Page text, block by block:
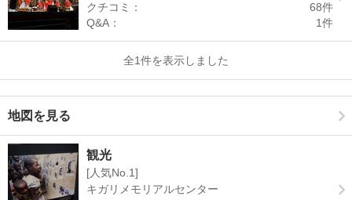
クチコミ：
68件
Q&A：
1件
全1件を表示しました
地図を見る
観光
[人気No.1]
キガリメモリアルセンター